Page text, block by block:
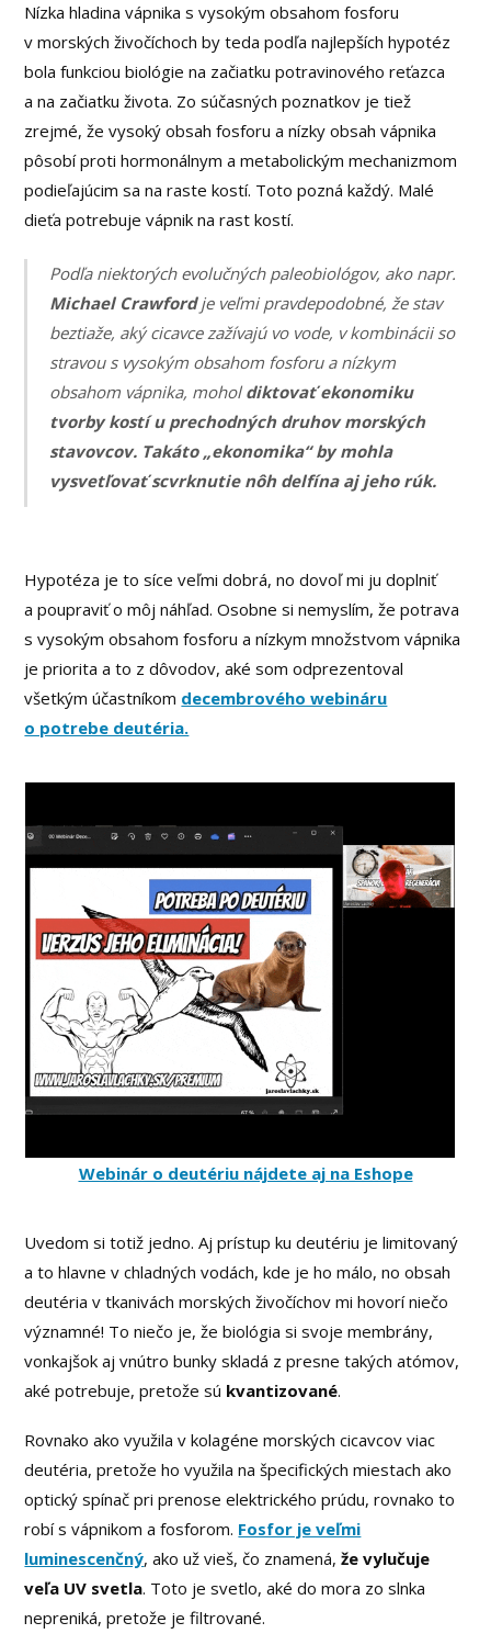
Nízka hladina vápnika s vysokým obsahom fosforu
v morských živočíchoch by teda podľa najlepších hypotéz
bola funkciou biológie na začiatku potravinového reťazca
a na začiatku života. Zo súčasných poznatkov je tiež
zrejmé, že vysoký obsah fosforu a nízky obsah vápnika
pôsobí proti hormonálnym a metabolickým mechanizmom
podieľajúcim sa na raste kostí. Toto pozná každý. Malé
dieťa potrebuje vápnik na rast kostí.
Podľa niektorých evolučných paleobiológov, ako napr.
Michael Crawfordje veľmi pravdepodobné, že stav
beztiaže, aký cicavce zažívajú vo vode, v kombinácii so
stravou s vysokým obsahom fosforu a nízkym
obsahom vápnika, moholdiktovať ekonomiku
tvorby kostí u prechodných druhov morských
stavovcov. Takáto „ekonomika“ by mohla
vysvetľovať scvrknutie nôh delfína aj jeho rúk.
Hypotéza je to síce veľmi dobrá, no dovoľ mi ju doplniť
a poupraviť o môj náhľad. Osobne si nemyslím, že potrava
s vysokým obsahom fosforu a nízkym množstvom vápnika
je priorita a to z dôvodov, aké som odprezentoval
všetkým účastníkom decembrového webináru
o potrebe deutéria.
Webinár o deutériu nájdete aj na Eshope
Uvedom si totiž jedno. Aj prístup ku deutériu je limitovaný
a to hlavne v chladných vodách, kde je ho málo, no obsah
deutéria v tkanivách morských živočíchov mi hovorí niečo
významné! To niečo je, že biológia si svoje membrány,
vonkajšok aj vnútro bunky skladá z presne takých atómov,
aké potrebuje, pretože sú kvantizované.
Rovnako ako využila v kolagéne morských cicavcov viac
deutéria, pretože ho využila na špecifických miestach ako
optický spínač pri prenose elektrického prúdu, rovnako to
robí s vápnikom a fosforom. Fosfor je veľmi
luminescenčný, ako už vieš, čo znamená,že vylučuje
veľa UV svetla. Toto je svetlo, aké do mora zo slnka
nepreniká, pretože je filtrované.